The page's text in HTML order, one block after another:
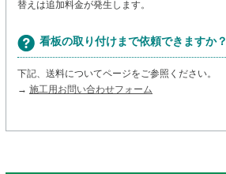
替えは追加料金が発生します。
看板の取り付けまで依頼できますか？
下記、送料についてページをご参照ください。
→ 施工用お問い合わせフォーム